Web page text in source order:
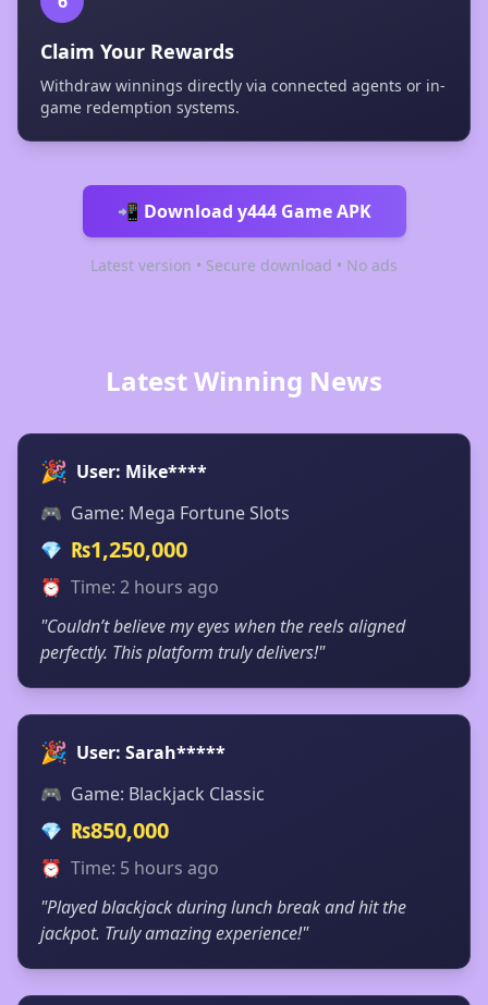
Claim Your Rewards
Withdraw winnings directly via connected agents or in-
game redemption systems.
📲 Download y444 Game APK
Latest version • Secure download • No ads
Latest Winning News
🎉 User: Mike****
🎮 Game: Mega Fortune Slots
💎 ₨1,250,000
⏰ Time: 2 hours ago
"Couldn’t believe my eyes when the reels aligned
perfectly. This platform truly delivers!"
🎉 User: Sarah*****
🎮 Game: Blackjack Classic
💎 ₨850,000
⏰ Time: 5 hours ago
"Played blackjack during lunch break and hit the
jackpot. Truly amazing experience!"